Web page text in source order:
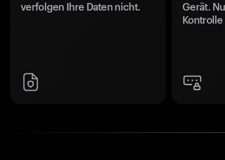
verfolgen Ihre Daten nicht.
Gerät.